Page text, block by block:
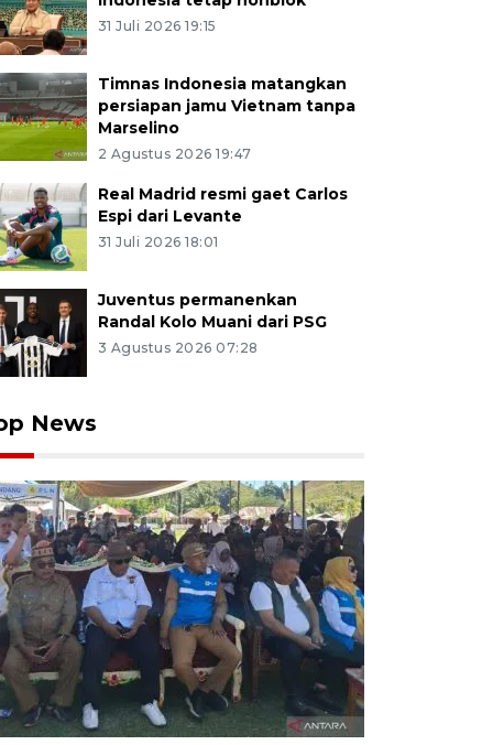
31 Juli 2026 19:15
Timnas Indonesia matangkan
persiapan jamu Vietnam tanpa
Marselino
2 Agustus 2026 19:47
Real Madrid resmi gaet Carlos
Espi dari Levante
31 Juli 2026 18:01
Juventus permanenkan
Randal Kolo Muani dari PSG
3 Agustus 2026 07:28
News